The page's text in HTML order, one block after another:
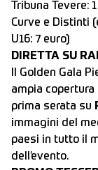
Tribuna Tevere:
Curve e Distinti
U16: 7 euro)
DIRETTA SU
Il Golden Gala
ampia
prima serata su
immagini del
paesi in tutto il
dell’evento.